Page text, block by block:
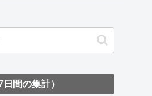
間の集計）